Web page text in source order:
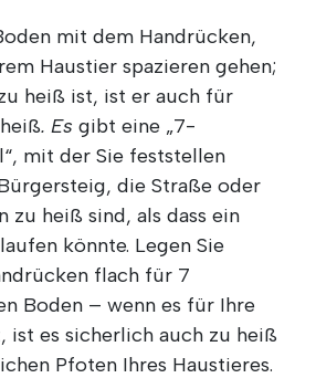
mit dem Handrücken,
Haustier spazieren gehen;
heiß ist, ist er auch für
. Es gibt eine „7-
mit der Sie feststellen
die Straße oder
zu heiß sind, als dass ein
könnte. Legen Sie
flach für 7
Boden – wenn es für Ihre
ist es sicherlich auch zu heiß
Pfoten Ihres Haustieres.